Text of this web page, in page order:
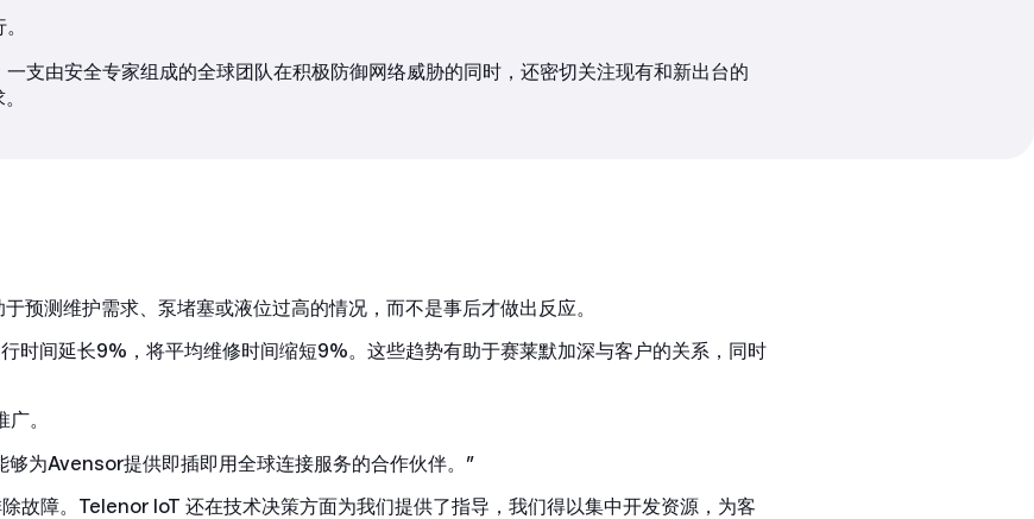
支由安全专家组成的全球团队在积极防御网络威胁的同时，还密切关注现有和新出台的
预测维护需求、泵堵塞或液位过高的情况，而不是事后才做出反应。
时间延长9%，将平均维修时间缩短9%。这些趋势有助于赛莱默加深与客户的关系，同时
。
为Avensor提供即插即用全球连接服务的合作伙伴。”
故障。Telenor IoT 还在技术决策方面为我们提供了指导，我们得以集中开发资源，为客